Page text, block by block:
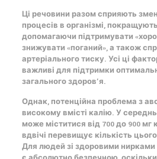
Ці речовини разом сприяють
процесів в організмі,
допомагаючи підтримувати
знижувати «поганий», а також
артеріального тиску. Усі ці
важливі для підтримки
загального здоров’я.
Однак, потенційна проблема з
високому вмісті калію. У
може міститися від 700 до 900
вдвічі перевищує кількість
Для людей зі здоровими нирками